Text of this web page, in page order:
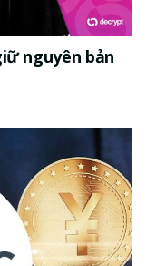
nguyên bản